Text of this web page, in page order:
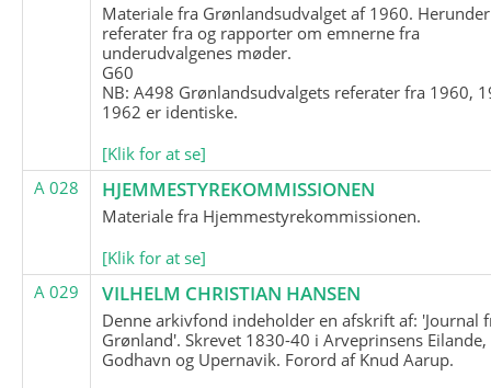
Materiale fra Grønlandsudvalget af 1960. Herunder
referater fra og rapporter om emnerne fra
underudvalgenes møder.
G60
NB: A498 Grønlandsudvalgets referater fra 1960,
1962 er identiske.
[Klik for at se]
A 028
HJEMMESTYREKOMMISSIONEN
Materiale fra Hjemmestyrekommissionen.
[Klik for at se]
A 029
VILHELM CHRISTIAN HANSEN
Denne arkivfond indeholder en afskrift af: 'Journal
Grønland'. Skrevet 1830-40 i Arveprinsens Eilande,
Godhavn og Upernavik. Forord af Knud Aarup.